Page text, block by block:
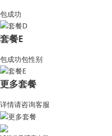
包成功
套餐E
包成功包性别
更多套餐
详情请咨询客服